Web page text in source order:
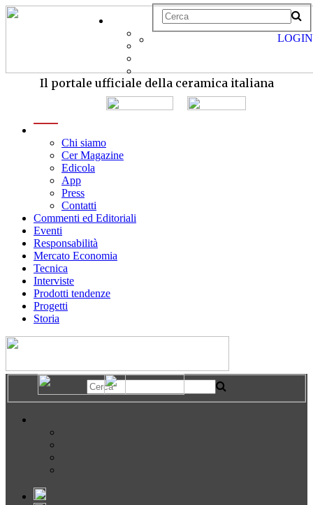
Il portale ufficiale della ceramica italiana
Chi siamo
Cer Magazine
Edicola
App
Press
Contatti
Commenti ed Editoriali
Eventi
Responsabilità
Mercato Economia
Tecnica
Interviste
Prodotti tendenze
Progetti
Storia
LOGIN